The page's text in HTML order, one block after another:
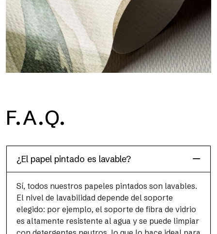
H2O es el papel pintado de baño de fibra de vidrio
impermeable, ideal para cabinas de ducha y ambientes
F.A.Q.
¿El papel pintado es lavable?
Sí, todos nuestros papeles pintados son lavables.
El nivel de lavabilidad depende del soporte
elegido: por ejemplo, el soporte de fibra de vidrio
es altamente resistente al agua y se puede limpiar